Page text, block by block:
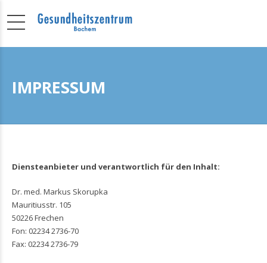
IMPRESSUM
Diensteanbieter und verantwortlich für den Inhalt:
Dr. med. Markus Skorupka
Mauritiusstr. 105
50226 Frechen
Fon: 02234 2736-70
Fax: 02234 2736-79